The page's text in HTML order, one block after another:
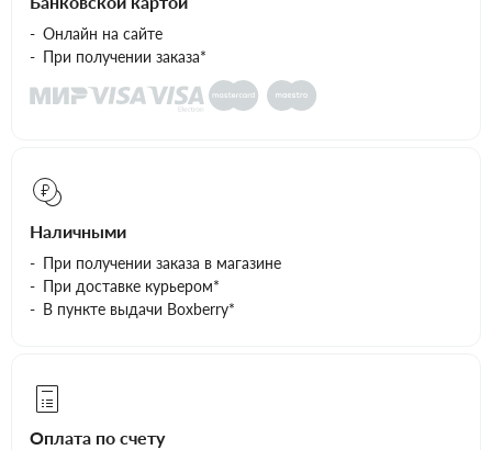
Онлайн на сайте
При получении заказа*
Наличными
При получении заказа в магазине
При доставке курьером*
В пункте выдачи Boxberry*
Оплата по счету